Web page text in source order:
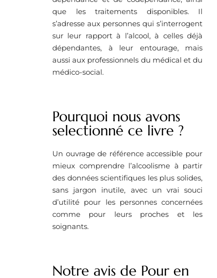
que les traitements disponibles. Il
s’adresse aux personnes qui s’interrogent
sur leur rapport à l’alcool, à celles déjà
dépendantes, à leur entourage, mais
aussi aux professionnels du médical et du
médico-social.
Pourquoi nous avons
selectionné ce livre ?
Un ouvrage de référence accessible pour
mieux comprendre l’alcoolisme à partir
des données scientifiques les plus solides,
sans jargon inutile, avec un vrai souci
d’utilité pour les personnes concernées
comme pour leurs proches et les
soignants.
Notre avis de Pour en